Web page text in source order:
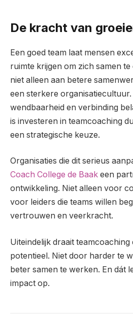
De kracht van
Een goed team laat mensen
ruimte krijgen om zich samen
niet alleen aan betere
een sterkere
wendbaarheid en verbinding
is investeren in teamcoaching
een strategische keuze.
Organisaties die dit serieus
Coach College de Baak een
ontwikkeling. Niet alleen voor
voor leiders die teams willen
vertrouwen en veerkracht.
Uiteindelijk draait
potentieel. Niet door harder te
beter samen te werken. En dát
impact op.